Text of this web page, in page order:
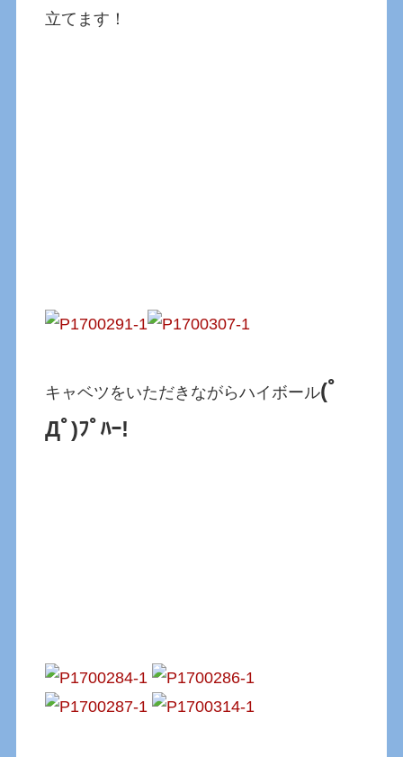
立てます！
キャベツをいただきながらハイボール(ﾟ
Дﾟ)ﾌﾟﾊｰ!